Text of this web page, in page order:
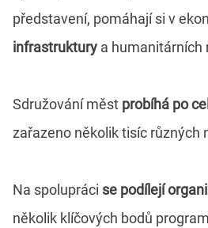
představení, pomáhají si v
infrastruktury a humanitárních
Sdružování měst probíhá po
zařazeno několik tisíc různých
Na spolupráci se podílejí
několik klíčových bodů